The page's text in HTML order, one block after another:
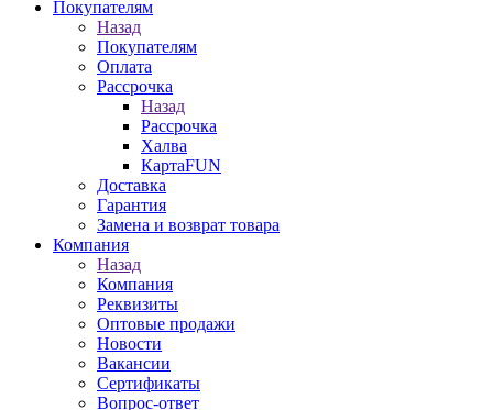
Покупателям
Назад
Покупателям
Оплата
Рассрочка
Назад
Рассрочка
Халва
КартаFUN
Доставка
Гарантия
Замена и возврат товара
Компания
Назад
Компания
Реквизиты
Оптовые продажи
Новости
Вакансии
Сертификаты
Вопрос-ответ